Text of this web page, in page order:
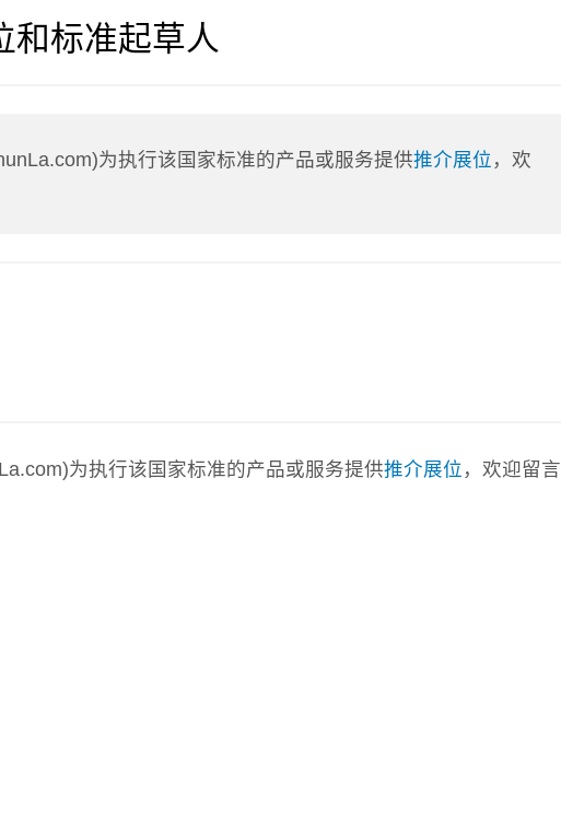
和标准起草人
为执行该国家标准的产品或服务提供推介展位 ，欢
为执行该国家标准的产品或服务提供推介展位 ，欢迎留言